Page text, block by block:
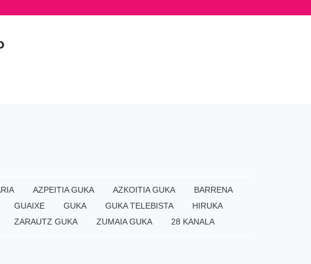
AZPEITIA GUKA AZKOITIA GUKA
BARRENA
GUAIXE GUKA GUKA TELEBISTA
HIRUKA
ZARAUTZ GUKA ZUMAIA GUKA 28 KANALA